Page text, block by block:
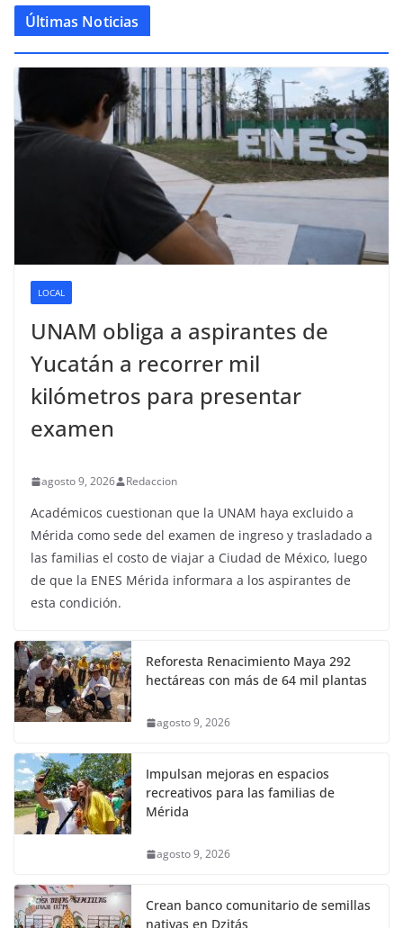
Últimas Noticias
LOCAL
UNAM obliga a aspirantes de
Yucatán a recorrer mil
kilómetros para presentar
examen
agosto 9, 2026 Redaccion
Académicos cuestionan que la UNAM haya excluido a
Mérida como sede del examen de ingreso y trasladado a
las familias el costo de viajar a Ciudad de México, luego
de que la ENES Mérida informara a los aspirantes de
esta condición.
Reforesta Renacimiento Maya 292
hectáreas con más de 64 mil plantas
agosto 9, 2026
Impulsan mejoras en espacios
recreativos para las familias de
Mérida
agosto 9, 2026
Crean banco comunitario de semillas
nativas en Dzitás